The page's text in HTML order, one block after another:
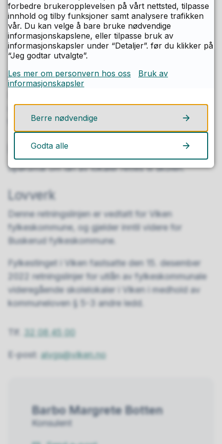
Ferie, helg, overnatting
Søknader om lån med overnatting og lån i helger
og ferier må sendesminimum 45 dager
ønsket lånedato.
Klage på vedtak
som ikke tas til følge av skolen, avgjøres av
fylkeskommunens sentrale klagenemnd.
Kontakt
Spørsmål om lån av lokaler rettes til skolen.
Lovverk
Denne retningslinjen er vedtatt for Viken
fylkeskommune, og gjelder inntil videre for
Buskerud fylkeskommune.
Fylkestinget i Viken fastsatte den 15. desember
2022 retningslinjer for utlån av fylkeskommunale
videregående skolelokaler i Viken i medhold av
kommuneloven § 5-3 andre ledd.
Tlf. 32 08 45 00
E-post: alvgs@viken.no
Barbo Margrete Botten
Konsulent
forbedre brukeropplevelsen på vårt nettsted, tilpasse
innhold og tilby funksjoner samt analysere trafikken
vår. Du kan velge å bare bruke nødvendige
informasjonskapslene, eller tilpasse bruk av
informasjonskapsler under “Detaljer”. før du klikker på
“Jeg godtar utvalgte”.
Les mer om personvern hos oss
Bruk av
informasjonskapsler
Berre nødvendige
Godta alle